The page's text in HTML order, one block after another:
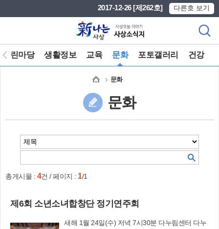
2017-12-26 [제262호] 다른호 보기
열린마당 생활정보 교육 문화 포토갤러리 건강
문화
문화
총게시물 : 4건 / 페이지 : 1/1
제6회 소년소녀합창단 정기연주회
새해 1월 24일(수) 저녁 7시30분 다누림센터 다누